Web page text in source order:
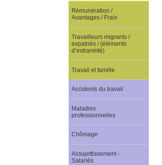
Rémunération /
Avantages / Frais
Travailleurs migrants /
expatriés / (éléments
d’extranéité)
Travail et famille
Accidents du travail
Maladies
professionnelles
Chômage
Assujettissement -
Salariés